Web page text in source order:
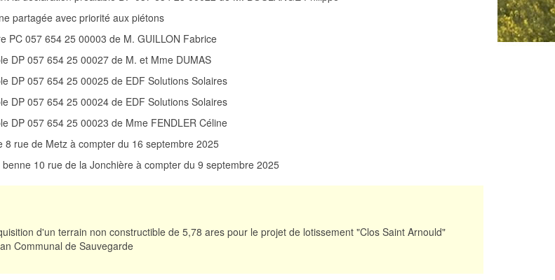
partagée avec priorité aux piétons
PC 057 654 25 00003 de M. GUILLON Fabrice
DP 057 654 25 00027 de M. et Mme DUMAS
DP 057 654 25 00025 de EDF Solutions Solaires
DP 057 654 25 00024 de EDF Solutions Solaires
DP 057 654 25 00023 de Mme FENDLER Céline
8 rue de Metz à compter du 16 septembre 2025
10 rue de la Jonchière à compter du 9 septembre 2025
d'un terrain non constructible de 5,78 ares pour le projet de lotissement "Clos Saint Arnould"
Communal de Sauvegarde